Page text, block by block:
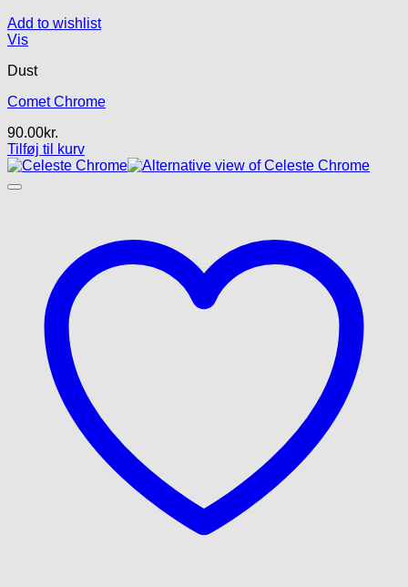
Add to wishlist
Vis
Dust
Comet Chrome
90.00kr.
Tilføj til kurv